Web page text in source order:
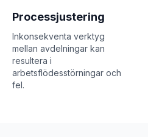
Processjustering
Inkonsekventa verktyg
mellan avdelningar kan
resultera i
arbetsflödesstörningar och
fel.